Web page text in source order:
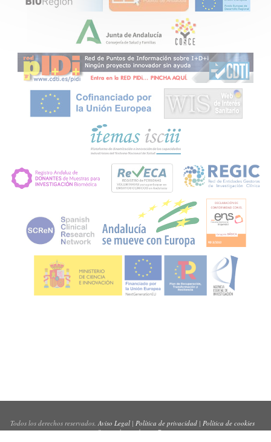
Todos los derechos reservados.Aviso Legal| Política de privacidad| Política de cookies
Sitio web creado porPynso